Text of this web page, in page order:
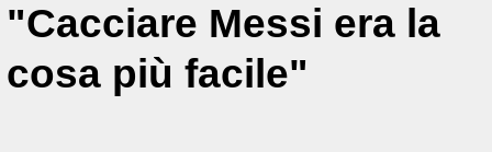
"Cacciare Messi era la
cosa più facile"